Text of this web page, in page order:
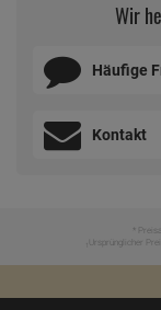
Wir
Häufige
Kontakt
*
Ursprünglicher